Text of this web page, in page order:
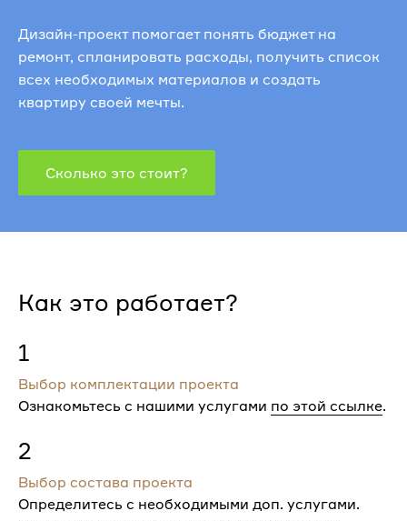
Дизайн-проект помогает понять бюджет на
ремонт, спланировать расходы, получить список
всех необходимых материалов и создать
квартиру своей мечты.
Сколько это стоит?
Как это работает?
1
Выбор комплектации проекта
Ознакомьтесь с нашими услугами по этой ссылке.
2
Выбор состава проекта
Определитесь с необходимыми доп. услугами.